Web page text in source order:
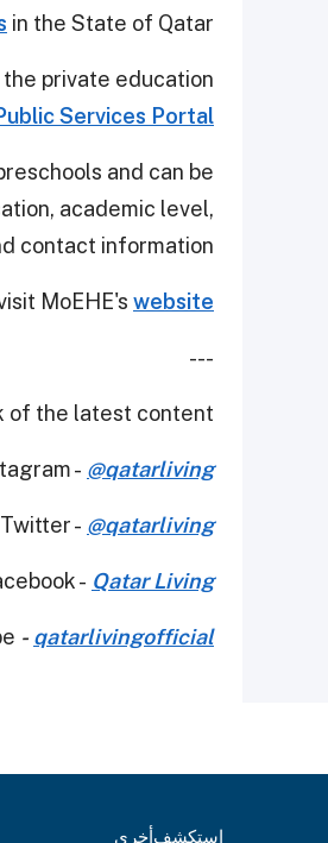
in the State of Qatar.
the private education
Services Portal.
and can be
academic level,
contact information.
MoEHE's website
---
of the latest content.
- @qatarliving
Twitter - @qatarliving
- Qatar Living
- qatarlivingofficial
استكشفأخرى